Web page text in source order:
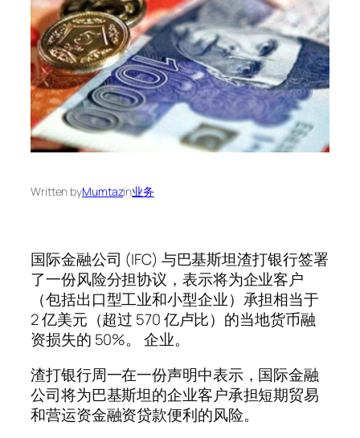
Written byMumtazin业务
国际金融公司 (IFC) 与巴基斯坦渣打银行签署
了一份风险分担协议，表示将为企业客户
（包括出口型工业和小型企业）承担相当于
2 亿美元（超过 570 亿卢比）的当地货币融
资损失的 50%。 企业。
渣打银行周一在一份声明中表示，国际金融
公司将为巴基斯坦的企业客户承担短期贸易
和营运资金融资贷款便利的风险。